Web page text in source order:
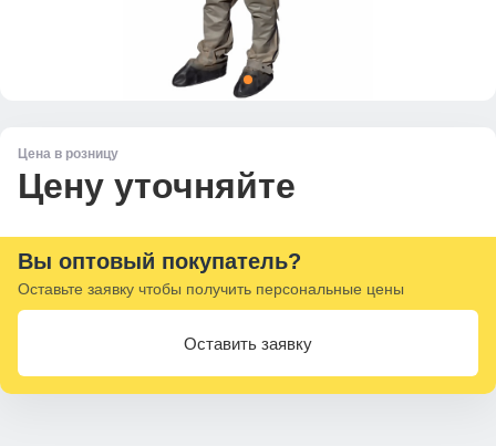
Цена в розницу
Цену уточняйте
Вы оптовый покупатель?
Оставьте заявку чтобы получить персональные цены
Оставить заявку